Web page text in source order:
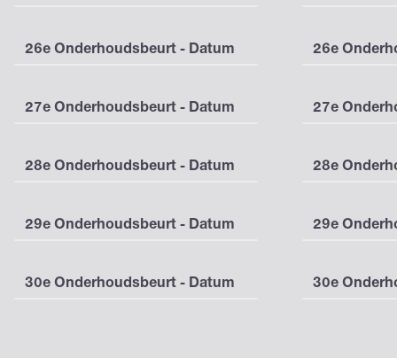
26e Onderhoudsbeurt - Datum 26e
27e Onderhoudsbeurt - Datum 27e
28e Onderhoudsbeurt - Datum 28e
29e Onderhoudsbeurt - Datum 29e
30e Onderhoudsbeurt - Datum 30e